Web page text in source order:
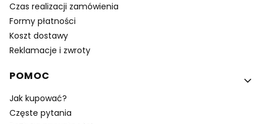
Czas realizacji zamówienia
Formy płatności
Koszt dostawy
Reklamacje i zwroty
POMOC
Jak kupować?
Częste pytania